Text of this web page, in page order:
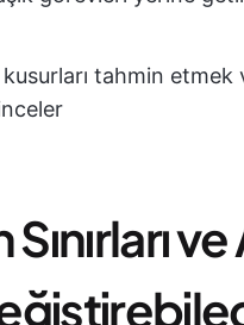
tahmin etmek
ve